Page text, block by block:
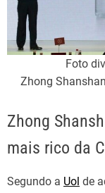
Foto
Zhong
Zhong
mais rico da
Segundo a Uol de